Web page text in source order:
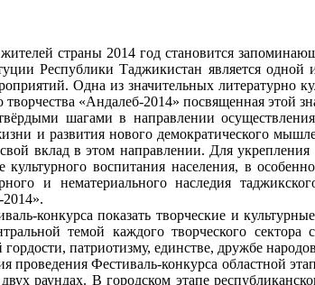
страны 2014 год становится
Республики Таджикистан является одной
Одна из значительных литературно
«Андалеб-2014» посвященная этой
шагами в направлении
и развития нового демократического
вклад в этом направлении. Для
культурного воспитания населения, в
и нематериального наследия
конкурса показать творческие и
темой каждого творческого
патриотизму, единстве, дружбе
проведения Фестиваль-конкурса областной
раундах. В городском этапе